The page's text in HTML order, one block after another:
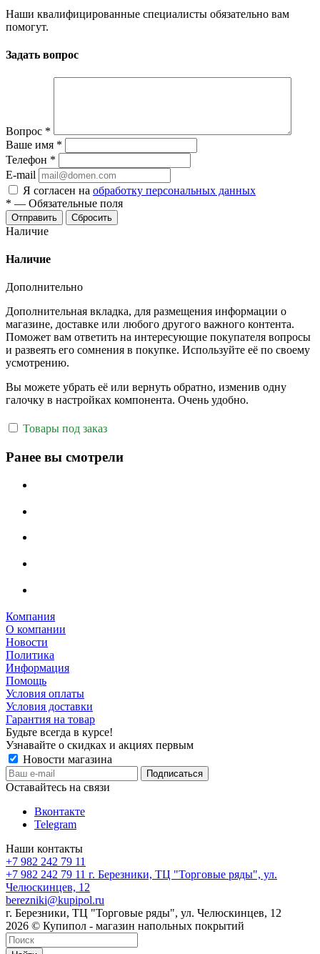
Наши квалифицированные специалисты обязательно вам
помогут.
Задать вопрос
Вопрос *
Ваше имя *
Телефон *
E-mail
Я согласен на обработку персональных данных
* — Обязательные поля
Отправить Сбросить
Наличие
Наличие
Дополнительно
Дополнительная вкладка, для размещения информации о
магазине, доставке или любого другого важного контента.
Поможет вам ответить на интересующие покупателя вопросы
и развеять его сомнения в покупке. Используйте её по своему
усмотрению.
Вы можете убрать её или вернуть обратно, изменив одну
галочку в настройках компонента. Очень удобно.
Товары под заказ
Ранее вы смотрели
Компания
О компании
Новости
Политика
Информация
Помощь
Условия оплаты
Условия доставки
Гарантия на товар
Будьте всегда в курсе!
Узнавайте о скидках и акциях первым
Новости магазина
Оставайтесь на связи
Вконтакте
Telegram
Наши контакты
+7 982 242 79 11
+7 982 242 79 11 г. Березники, ТЦ "Торговые ряды", ул.
Челюскинцев, 12
berezniki@kupipol.ru
г. Березники, ТЦ "Торговые ряды", ул. Челюскинцев, 12
2026 © Купипол - магазин напольных покрытий